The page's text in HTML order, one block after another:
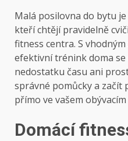
Malá posilovna do bytu
kteří chtějí pravidelně
fitness centra. S
efektivní trénink doma
nedostatku času ani
správné pomůcky a začít
přímo ve vašem
Domácí